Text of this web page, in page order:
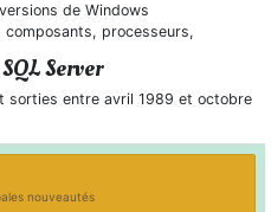
de Windows
processeurs,
Server
sorties entre avril 1989 et octobre
nouveautés